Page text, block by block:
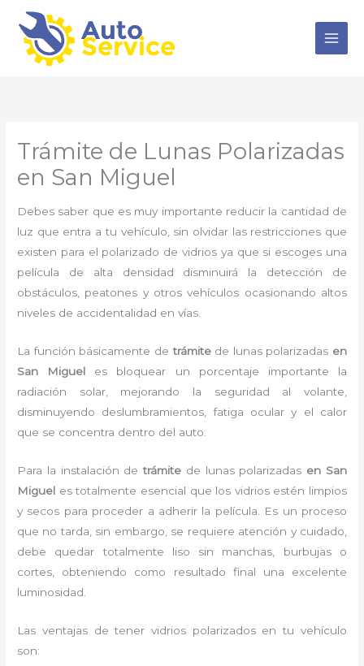
contenido
Trámite de Lunas Polarizadas
en San Miguel
Debes saber que es muy importante reducir la cantidad de
luz que entra a tu vehículo, sin olvidar las restricciones que
existen para el polarizado de vidrios ya que si escoges una
película de alta densidad disminuirá la detección de
obstáculos, peatones y otros vehículos ocasionando altos
niveles de accidentalidad en vías.
La función básicamente detrámitede lunas polarizadas en
San Miguel es bloquear un porcentaje importante la
radiación solar, mejorando la seguridad al volante,
disminuyendo deslumbramientos, fatiga ocular y el calor
que se concentra dentro del auto.
Para la instalación detrámite de lunas polarizadas en San
Miguel estotalmente esencial que los vidrios estén limpios
y secos para proceder a adherir la película. Es un proceso
que no tarda, sin embargo, se requiere atención y cuidado,
debe quedar totalmente liso sin manchas, burbujas o
cortes, obteniendo como resultado final una excelente
luminosidad.
Las ventajas de tener vidrios polarizados en tu vehículo
son: